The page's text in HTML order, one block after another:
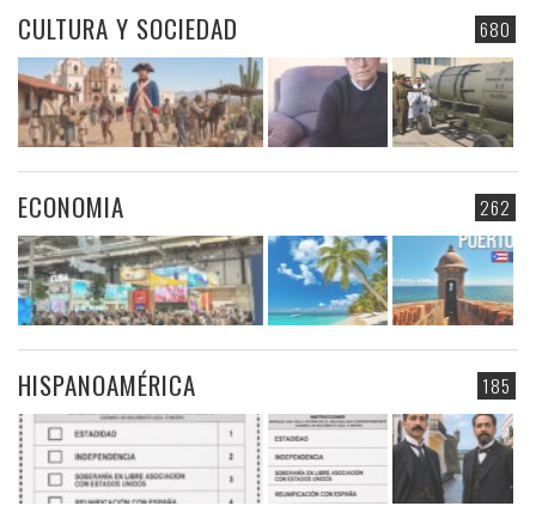
680
CULTURA Y SOCIEDAD
262
ECONOMIA
185
HISPANOAMÉRICA